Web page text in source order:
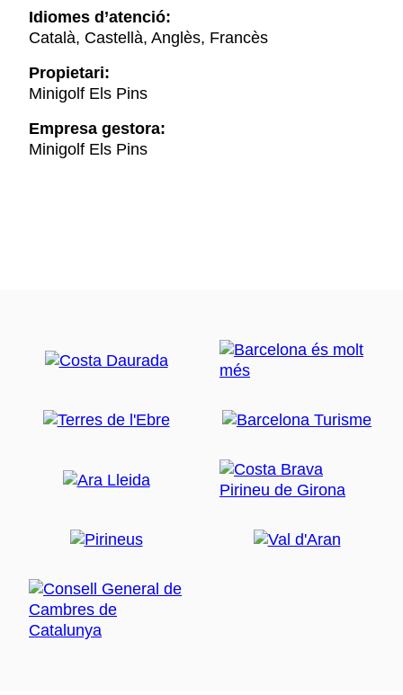
Idiomes d’atenció:
Català, Castellà, Anglès, Francès
Propietari:
Minigolf Els Pins
Empresa gestora:
Minigolf Els Pins